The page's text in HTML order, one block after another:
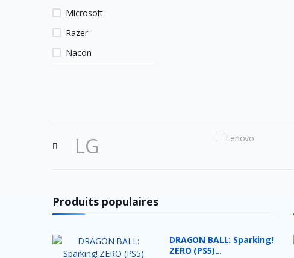
Microsoft
Razer
Nacon
Owlenz
Turtle Beach
Veger
LG
Produits populaires
DRAGON BALL: Sparking!
ZERO (PS5)...